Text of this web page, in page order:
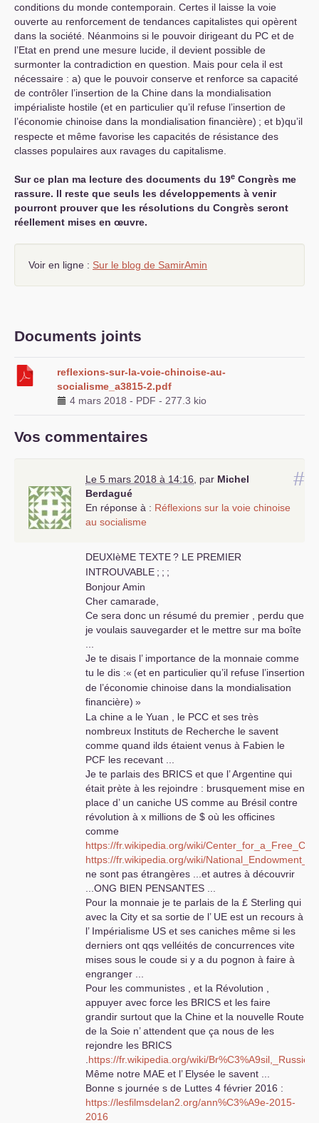
conditions du monde contemporain. Certes il laisse la voie
ouverte au renforcement de tendances capitalistes qui opèrent
dans la société. Néanmoins si le pouvoir dirigeant du PC et de
l’Etat en prend une mesure lucide, il devient possible de
surmonter la contradiction en question. Mais pour cela il est
nécessaire : a) que le pouvoir conserve et renforce sa capacité
de contrôler l’insertion de la Chine dans la mondialisation
impérialiste hostile (et en particulier qu’il refuse l’insertion de
l’économie chinoise dans la mondialisation financière) ; et b)qu’il
respecte et même favorise les capacités de résistance des
classes populaires aux ravages du capitalisme.
Sur ce plan ma lecture des documents du 19e Congrès me
rassure. Il reste que seuls les développements à venir
pourront prouver que les résolutions du Congrès seront
réellement mises en œuvre.
Voir en ligne : Sur le blog de SamirAmin
Documents joints
reflexions-sur-la-voie-chinoise-au-
socialisme_a3815-2.pdf
4 mars 2018 - PDF - 277.3 kio
Vos commentaires
#
Le 5 mars 2018 à 14:16 par Michel
Berdagué
En réponse à : Réflexions sur la voie chinoise
au socialisme
DEUXIèME TEXTE? LE PREMIER
INTROUVABLE ; ; ;
Bonjour Amin
Cher camarade,
Ce sera donc un résumé du premier , perdu que
je voulais sauvegarder et le mettre sur ma boîte
Je te disais l’ importance de la monnaie comme
tu le dis :« (et en particulier qu’il refuse l’insertion
de l’économie chinoise dans la mondialisation
financière) »
La chine a le Yuan , le PCC et ses très
nombreux Instituts de Recherche le savent
comme quand ilds étaient venus à Fabien le
PCF les recevant ...
Je te parlais des BRICS et que l’ Argentine qui
était prète à les rejoindre : brusquement mise en
place d’ un caniche US comme au Brésil contre
révolution à x millions de $ où les officines
comme
https://fr.wikipedia.org/wiki/
https://fr.wikipedia.org/wiki/
ne sont pas étrangères ...et autres à découvrir
ONG BIEN PENSANTES
Pour la monnaie je te parlais de la £ Sterling qui
avec la City et sa sortie de l’ UE est un recours à
l’ Impérialisme US et ses caniches même si les
derniers ont qqs velléités de concurrences vite
mises sous le coude si y a du pognon à faire à
engranger ...
Pour les communistes , et la Révolution ,
appuyer avec force les BRICS et les faire
grandir surtout que la Chine et la nouvelle Route
de la Soie n’ attendent que ça nous de les
rejondre les BRICS
https://fr.wikipedia.org/wiki/
Même notre MAE et l’ Elysée le savent ...
Bonne s journée s de Luttes 4 février 2016 :
https://lesfilmsdelan2.org/ann%C3%A9e-2015-
2016